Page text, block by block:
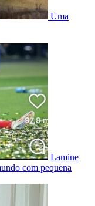
Uma
Lamine
com pequena